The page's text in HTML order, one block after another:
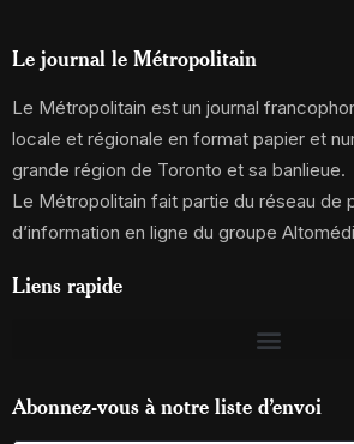
Le journal le Métropolitain
Le Métropolitain est un journal
locale et régionale en format papier et
grande région de Toronto et sa banlieue.
Le Métropolitain fait partie du réseau de
d’information en ligne du groupe
Liens rapide
Abonnez-vous à notre liste d’envoi